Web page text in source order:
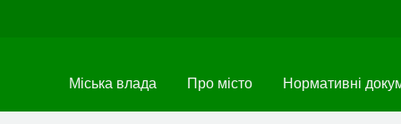
Міська влада Про місто Нормативні